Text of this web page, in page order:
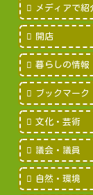
メディアで紹
開店
暮らしの情報
ブックマーク
文化・芸術
議会・議員
自然・環境